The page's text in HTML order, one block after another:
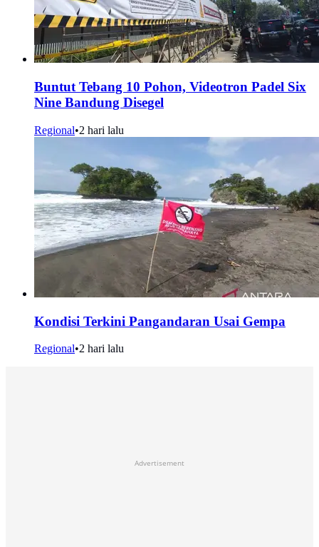
Buntut Tebang 10 Pohon, Videotron Padel Six
Nine Bandung Disegel
Regional•2 hari lalu
Kondisi Terkini Pangandaran Usai Gempa
Regional•2 hari lalu
Advertisement